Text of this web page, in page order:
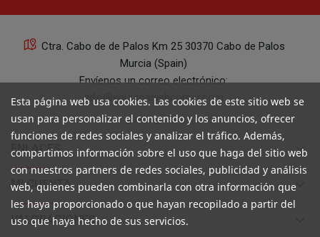
Ctra. Cabo de de Palos Km 25 30370 Cabo de Palos
Murcia (Spain)
Envíenos un correo electrónico:
info@yourspanishcorner.com
+34 647 29 98 21 de 9 a 14:30
ENLACES keyboard_arrow_down
MI CUENTA keyboard_arrow_down
VALORACIONES
Esta página web usa cookies. Las cookies de este sitio web se
usan para personalizar el contenido y los anuncios, ofrecer
funciones de redes sociales y analizar el tráfico. Además,
compartimos información sobre el uso que haga del sitio web
con nuestros partners de redes sociales, publicidad y análisis
web, quienes pueden combinarla con otra información que
les haya proporcionado o que hayan recopilado a partir del
uso que haya hecho de sus servicios.